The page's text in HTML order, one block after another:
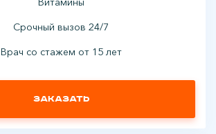
Срочный вызов 24/7
Врач со стажем от 15 лет
Заказать